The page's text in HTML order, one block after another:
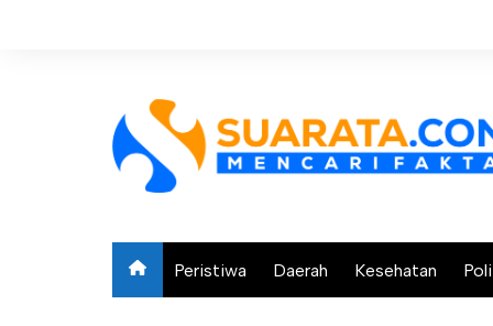
Peristiwa Daerah Kesehatan